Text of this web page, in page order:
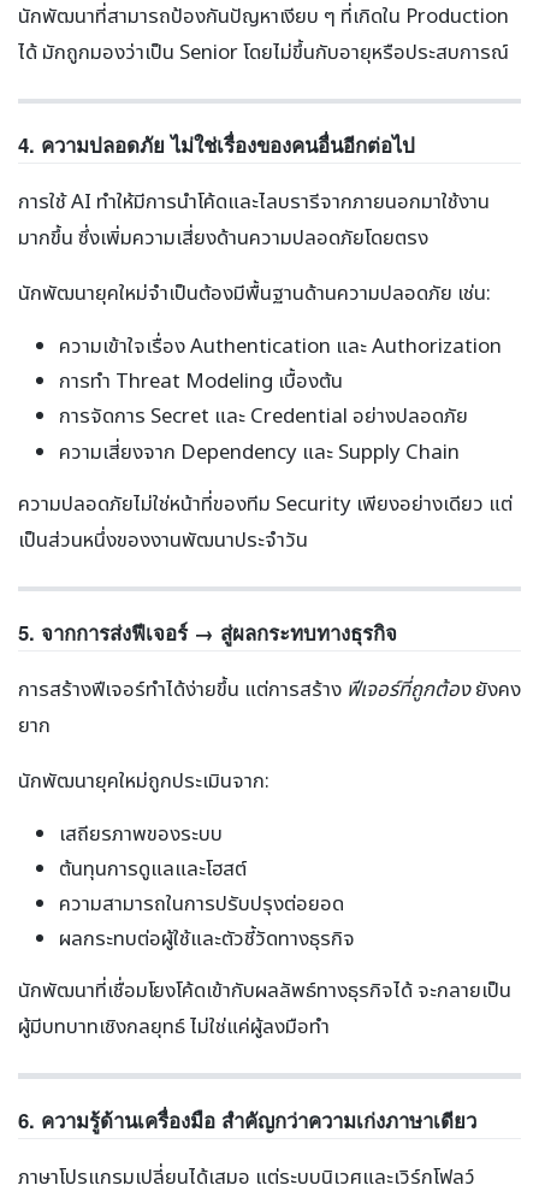
นักพัฒนาที่สามารถป้องกันปัญหาเงียบ ๆ ที่เกิดใน Production
ได้ มักถูกมองว่าเป็น Senior โดยไม่ขึ้นกับอายุหรือประสบการณ์
4. ความปลอดภัย ไม่ใช่เรื่องของคนอื่นอีกต่อไป
การใช้ AI ทำให้มีการนำโค้ดและไลบรารีจากภายนอกมาใช้งาน
มากขึ้น ซึ่งเพิ่มความเสี่ยงด้านความปลอดภัยโดยตรง
นักพัฒนายุคใหม่จำเป็นต้องมีพื้นฐานด้านความปลอดภัย เช่น:
ความเข้าใจเรื่อง Authentication และ Authorization
การทำ Threat Modeling เบื้องต้น
การจัดการ Secret และ Credential อย่างปลอดภัย
ความเสี่ยงจาก Dependency และ Supply Chain
ความปลอดภัยไม่ใช่หน้าที่ของทีม Security เพียงอย่างเดียว แต่
เป็นส่วนหนึ่งของงานพัฒนาประจำวัน
5. จากการส่งฟีเจอร์ → สู่ผลกระทบทางธุรกิจ
การสร้างฟีเจอร์ทำได้ง่ายขึ้น แต่การสร้าง ฟีเจอร์ที่ถูกต้องยังคง
ยาก
นักพัฒนายุคใหม่ถูกประเมินจาก:
เสถียรภาพของระบบ
ต้นทุนการดูแลและโฮสต์
ความสามารถในการปรับปรุงต่อยอด
ผลกระทบต่อผู้ใช้และตัวชี้วัดทางธุรกิจ
นักพัฒนาที่เชื่อมโยงโค้ดเข้ากับผลลัพธ์ทางธุรกิจได้ จะกลายเป็น
ผู้มีบทบาทเชิงกลยุทธ์ ไม่ใช่แค่ผู้ลงมือทำ
6. ความรู้ด้านเครื่องมือ สำคัญกว่าความเก่งภาษาเดียว
ภาษาโปรแกรมเปลี่ยนได้เสมอ แต่ระบบนิเวศและเวิร์กโฟลว์